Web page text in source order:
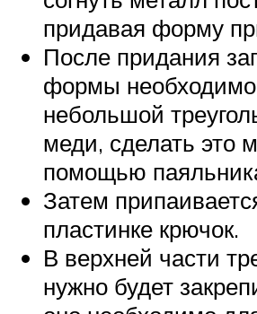
придавая форму
После придания
формы необходимо
небольшой
меди, сделать это
помощью
Затем
пластинке крючок.
В верхней части
нужно будет